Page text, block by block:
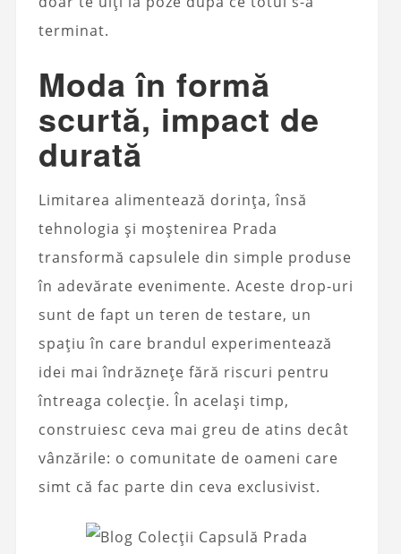
terminat.
Moda în formă
scurtă, impact de
durată
Limitarea alimentează dorința, însă
tehnologia și moștenirea Prada
transformă capsulele din simple produse
în adevărate evenimente. Aceste drop-uri
sunt de fapt un teren de testare, un
spațiu în care brandul experimentează
idei mai îndrăznețe fără riscuri pentru
întreaga colecție. În același timp,
construiesc ceva mai greu de atins decât
vânzările: o comunitate de oameni care
simt că fac parte din ceva exclusivist.